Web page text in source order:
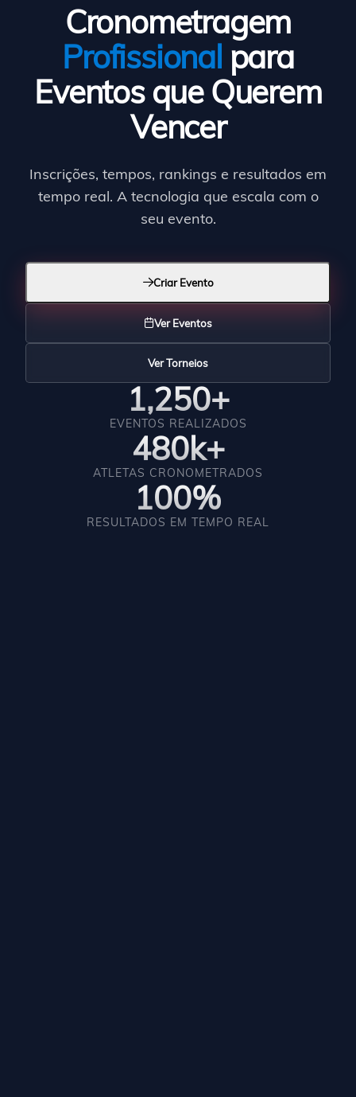
Cronometragem
Profissional para
Eventos que Querem
Vencer
Inscrições, tempos, rankings e resultados em
tempo real. A tecnologia que escala com o
seu evento.
Criar Evento
Ver Eventos
Ver Torneios
1,250+
EVENTOS REALIZADOS
480k+
ATLETAS CRONOMETRADOS
100%
RESULTADOS EM TEMPO REAL